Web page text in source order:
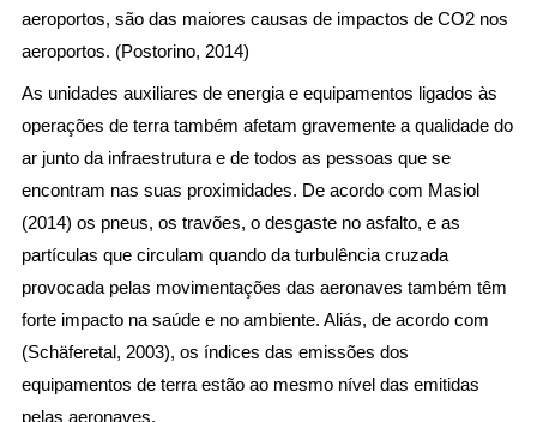
aeroportos, são das maiores causas de impactos de CO2 nos
aeroportos. (Postorino, 2014)
As unidades auxiliares de energia e equipamentos ligados às
operações de terra também afetam gravemente a qualidade do
ar junto da infraestrutura e de todos as pessoas que se
encontram nas suas proximidades. De acordo com Masiol
(2014) os pneus, os travões, o desgaste no asfalto, e as
partículas que circulam quando da turbulência cruzada
provocada pelas movimentações das aeronaves também têm
forte impacto na saúde e no ambiente. Aliás, de acordo com
(Schäferetal, 2003), os índices das emissões dos
equipamentos de terra estão ao mesmo nível das emitidas
pelas aeronaves.